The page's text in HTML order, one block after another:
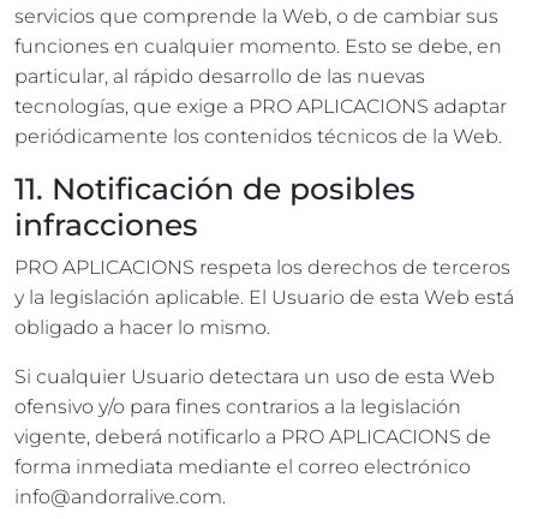
servicios que comprende la Web, o de cambiar sus
funciones en cualquier momento. Esto se debe, en
particular, al rápido desarrollo de las nuevas
tecnologías, que exige a PRO APLICACIONS adaptar
periódicamente los contenidos técnicos de la Web.
11. Notificación de posibles
infracciones
PRO APLICACIONS respeta los derechos de terceros
y la legislación aplicable. El Usuario de esta Web está
obligado a hacer lo mismo.
Si cualquier Usuario detectara un uso de esta Web
ofensivo y/o para fines contrarios a la legislación
vigente, deberá notificarlo a PRO APLICACIONS de
forma inmediata mediante el correo electrónico
info@andorralive.com.